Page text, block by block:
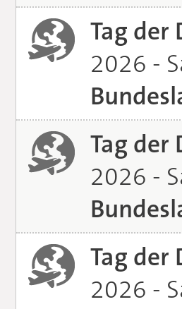
Tag der
2026 -
Tag der
2026 -
Tag der
2026 -